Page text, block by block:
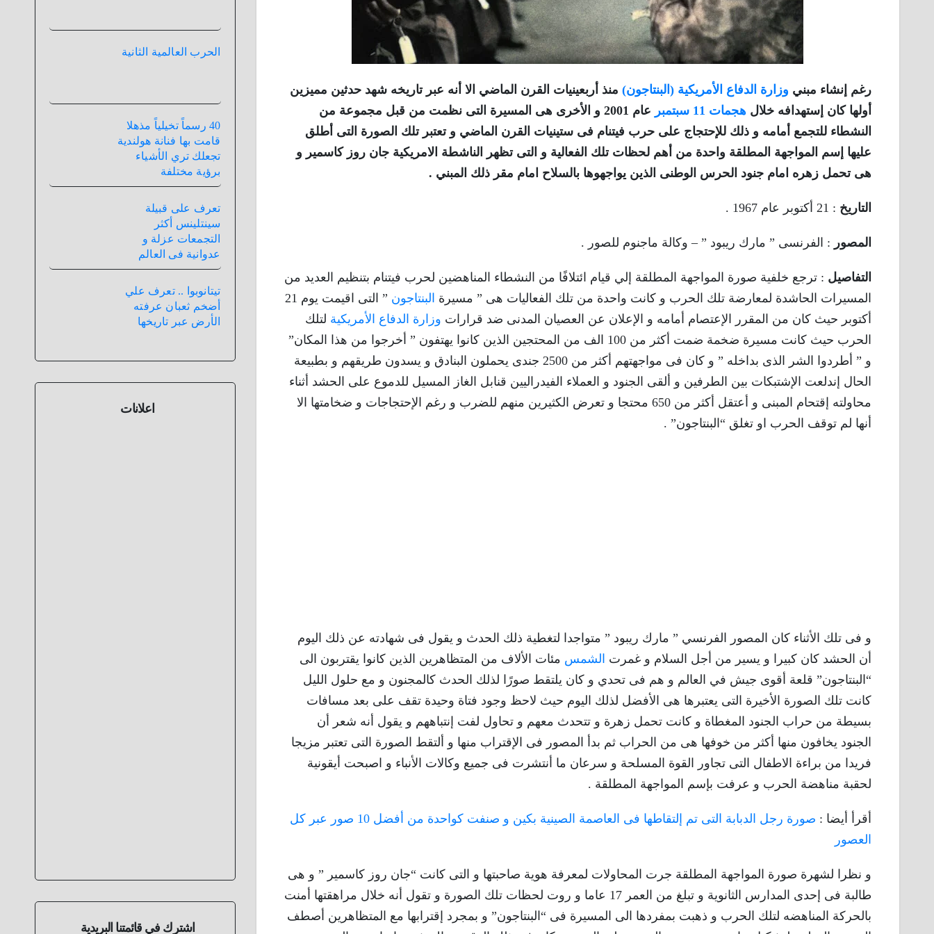
رغم إنشاء مبني وزارة الدفاع الأمريكية (البنتاجون) منذ أربعينيات القرن الماضي الا أنه عبر تاريخه شهد حدثين مميزين
أولها كان إستهدافه خلال هجمات 11 سبتمبر
عام 2001 و الأخرى هى المسيرة التى نظمت من قبل مجموعة من
النشطاء للتجمع أمامه و ذلك للإحتجاج على حرب فيتنام فى ستينيات القرن الماضي و تعتبر تلك الصورة التى أطلق
عليها إسم المواجهة المطلقة واحدة من أهم لحظات تلك الفعالية و التى تظهر الناشطة الامريكية جان روز كاسمير و
هى تحمل زهره امام جنود الحرس الوطنى الذين يواجهوها بالسلاح امام مقر ذلك المبني .
التاريخ : 21 أكتوبر عام 1967 .
المصور : الفرنسى ” مارك ريبود ” – وكالة ماجنوم للصور .
التفاصيل : ترجع خلفية صورة المواجهة المطلقة إلي قيام ائتلافًا من النشطاء المناهضين لحرب فيتنام بتنظيم العديد من
المسيرات الحاشدة لمعارضة تلك الحرب و كانت واحدة من تلك الفعاليات هى ” مسيرة البنتاجون
” التى اقيمت يوم 21
أكتوبر حيث كان من المقرر الإعتصام أمامه و الإعلان عن العصيان المدنى ضد قرارات وزارة الدفاع الأمريكية لتلك
الحرب حيث كانت مسيرة ضخمة ضمت أكثر من 100 الف من المحتجين الذين كانوا يهتفون ” أخرجوا من هذا المكان”
و ” أطردوا الشر الذى بداخله ” و كان فى مواجهتهم أكثر من 2500 جندى يحملون البنادق و يسدون طريقهم و بطبيعة
الحال إندلعت الإشتبكات بين الطرفين و ألقى الجنود و العملاء الفيدراليين قنابل الغاز المسيل للدموع على الحشد أثناء
محاولته إقتحام المبنى و أعتقل أكثر من 650 محتجا و تعرض الكثيرين منهم للضرب و رغم الإحتجاجات و ضخامتها الا
أنها لم توقف الحرب او تغلق “البنتاجون” .
و فى تلك الأثناء كان المصور الفرنسي ” مارك ريبود ” متواجدا لتغطية ذلك الحدث و يقول فى شهادته عن ذلك اليوم
أن الحشد كان كبيرا و يسير من أجل السلام و غمرت الشمس مئات الألاف من المتظاهرين الذين كانوا يقتربون الى
“البنتاجون” قلعة أقوى جيش في العالم و هم فى تحدي و كان يلتقط صورًا لذلك الحدث كالمجنون و مع حلول الليل
كانت تلك الصورة الأخيرة التى يعتبرها هى الأفضل لذلك اليوم حيث لاحظ وجود فتاة وحيدة تقف على بعد مسافات
بسيطة من حراب الجنود المغطاة و كانت تحمل زهرة و تتحدث معهم و تحاول لفت إنتباههم و يقول أنه شعر أن
الجنود يخافون منها أكثر من خوفها هى من الحراب ثم بدأ المصور فى الإقتراب منها و ألتقط الصورة التى تعتبر مزيجا
فريدا من براءة الاطفال التى تجاور القوة المسلحة و سرعان ما أنتشرت فى جميع وكالات الأنباء و اصبحت أيقونية
لحقبة مناهضة الحرب و عرفت بإسم المواجهة المطلقة .
أقرأ أيضا :
صورة رجل الدبابة التى تم إلتقاطها فى العاصمة الصينية بكين و صنفت كواحدة من أفضل 10 صور عبر كل
العصور
و نظرا لشهرة صورة المواجهة المطلقة جرت المحاولات لمعرفة هوية صاحبتها و التى كانت “جان روز كاسمير ” و هى
طالبة فى إحدى المدارس الثانوية و تبلغ من العمر 17 عاما و روت لحظات تلك الصورة و تقول أنه خلال مراهقتها أمنت
بالحركة المناهضه لتلك الحرب و ذهبت بمفردها الى المسيرة فى “البنتاجون” و بمجرد إقترابها مع المتظاهرين أصطف
الحرب العالمية الثانية
40 رسماً تخيلياً مذهلا
قامت بها فنانة هولندية
تجعلك تري الأشياء
برؤية مختلفة
تعرف على قبيلة
سينتلينس أكثر
التجمعات عزلة و
عدوانية فى العالم
تيتانوبوا .. تعرف علي
أضخم ثعبان عرفته
الأرض عبر تاريخها
اعلانات
اشترك في قائمتنا البريدية